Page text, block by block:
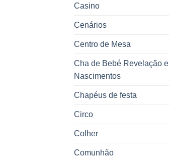
Casino
Cenários
Centro de Mesa
Cha de Bebé Revelação e
Nascimentos
Chapéus de festa
Circo
Colher
Comunhão